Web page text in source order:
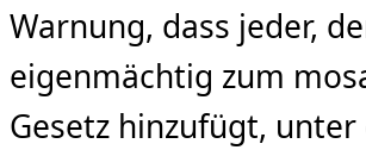
Warnung, dass jeder,
eigenmächtig zum
Gesetz hinzufügt, unter